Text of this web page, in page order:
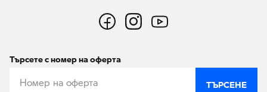
Търсете с номер на оферта
ТЪРСЕНЕ